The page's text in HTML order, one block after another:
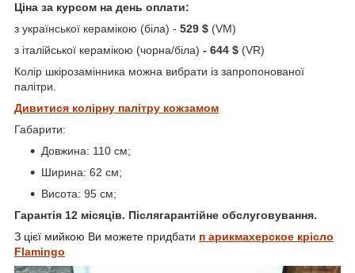
Ціна за курсом на день оплати:
з української керамікою (біла) - 529 $ (VM)
з італійської керамікою (чорна/біла) - 644 $ (VR)
Колір шкірозамінника можна вибрати із запропонованої
палітри.
Дивитися колірну палітру кожзамом
Габарити:
Довжина: 110 см;
Ширина: 62 см;
Висота: 95 см;
Гарантія 12 місяців. Післягарантійне обслуговування.
З цієї мийкою Ви можете придбати п арикмахерское крісло
Flamingo